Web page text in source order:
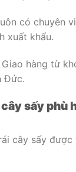
có chuyên
xuất khẩu.
Giao hàng từ
Đức.
sấy phù
cây sấy